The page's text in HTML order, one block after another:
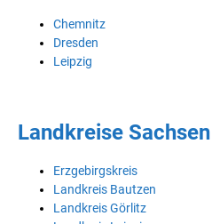
Chemnitz
Dresden
Leipzig
Landkreise Sachsen
Erzgebirgskreis
Landkreis Bautzen
Landkreis Görlitz